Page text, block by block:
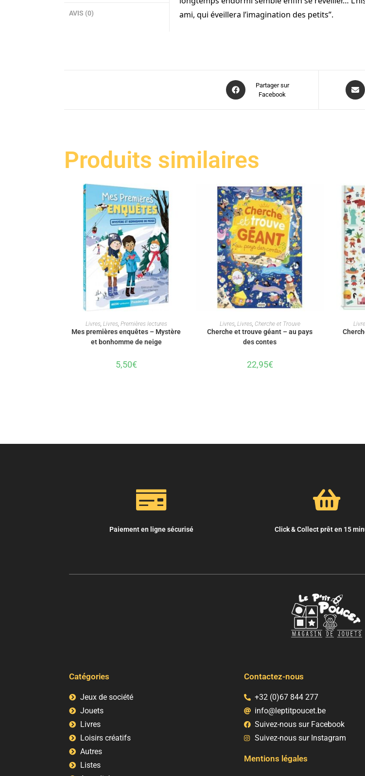
AVIS (0)
ami, qui éveillera l’imagination des petits”.
Partager sur
Facebook
Produits similaires
AJOUTER AU PANIER
Livres, Livres, Premières lectures
Mes premières enquêtes – Mystère
et bonhomme de neige
5,50€
AJOUTER AU PANIER
Livres, Livres, Cherche et Trouve
Cherche et trouve géant – au pays
des contes
22,95€
Paiement en ligne sécurisé Click & Collect prêt en 15
Catégories
Jeux de société
Jouets
Livres
Loisirs créatifs
Autres
Listes
Contactez-nous
+32 (0)67 844 277
info@leptitpoucet.be
Suivez-nous sur Facebook
Suivez-nous sur Instagram
Mentions légales